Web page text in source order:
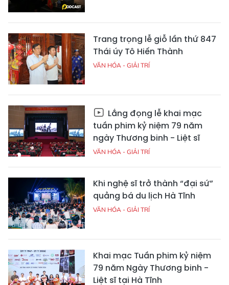
Trang trọng lễ giỗ lần thứ 847
Thái úy Tô Hiến Thành
VĂN HÓA - GIẢI TRÍ
Lắng đọng lễ khai mạc
tuần phim kỷ niệm 79 năm
ngày Thương binh - Liệt sĩ
VĂN HÓA - GIẢI TRÍ
Khi nghệ sĩ trở thành “đại sứ”
quảng bá du lịch Hà Tĩnh
VĂN HÓA - GIẢI TRÍ
Khai mạc Tuần phim kỷ niệm
79 năm Ngày Thương binh -
Liệt sĩ tại Hà Tĩnh